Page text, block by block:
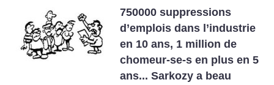
750000 suppressions
d’emplois dans l’industrie
en 10 ans, 1 million de
chomeur-se-s en plus en 5
ans... Sarkozy a beau